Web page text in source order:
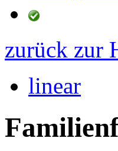
zurück zur
linear